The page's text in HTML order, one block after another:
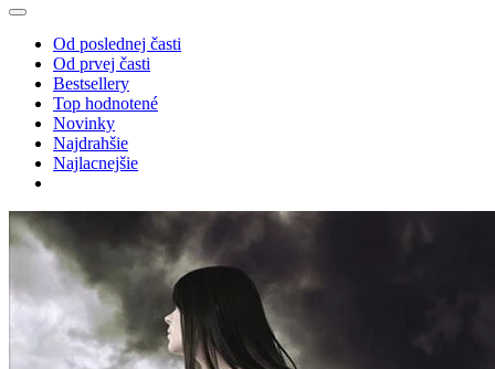
Od poslednej časti
Od prvej časti
Bestsellery
Top hodnotené
Novinky
Najdrahšie
Najlacnejšie